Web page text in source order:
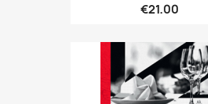
€21.00